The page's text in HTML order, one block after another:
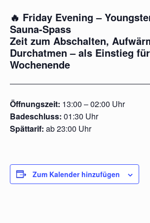
🔥 Friday Evening –
Sauna-Spass
Zeit zum Abschalten,
Durchatmen – als Einstieg
Wochenende
Öffnungszeit: 13:00 – 02:00 Uhr
Badeschluss: 01:30 Uhr
Spättarif: ab 23:00 Uhr
Zum Kalender hinzufügen